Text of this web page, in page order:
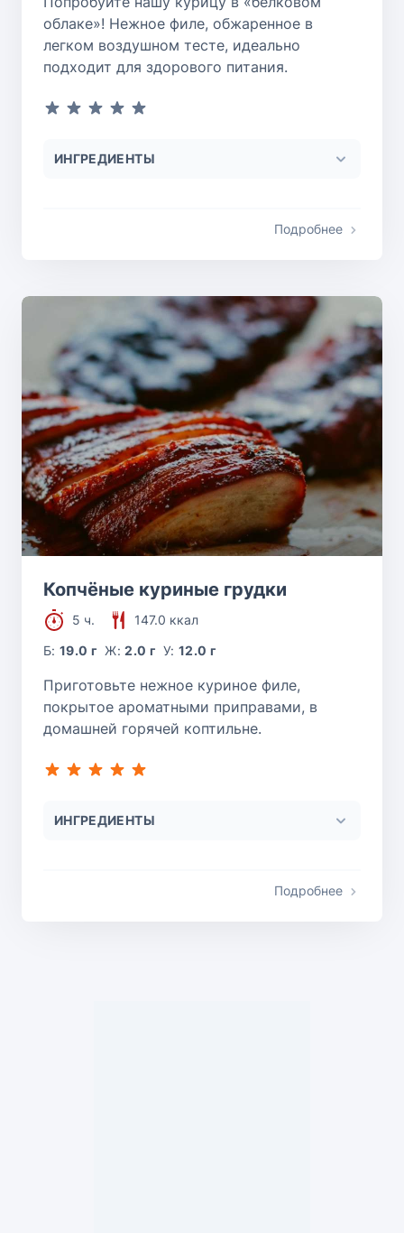
облаке»! Нежное филе, обжаренное в
легком воздушном тесте, идеально
подходит для здорового питания.
ИНГРЕДИЕНТЫ
Подробнее
Копчёные куриные грудки
5 ч.
147.0 ккал
Б:19.0 г Ж:2.0 г У:12.0 г
Приготовьте нежное куриное филе,
покрытое ароматными приправами, в
домашней горячей коптильне.
ИНГРЕДИЕНТЫ
Подробнее